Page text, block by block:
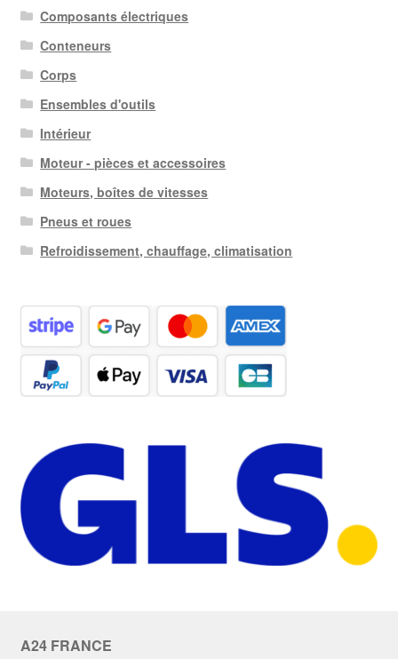
Composants électriques
Conteneurs
Corps
Ensembles d'outils
Intérieur
Moteur - pièces et accessoires
Moteurs, boîtes de vitesses
Pneus et roues
Refroidissement, chauffage, climatisation
A24 FRANCE